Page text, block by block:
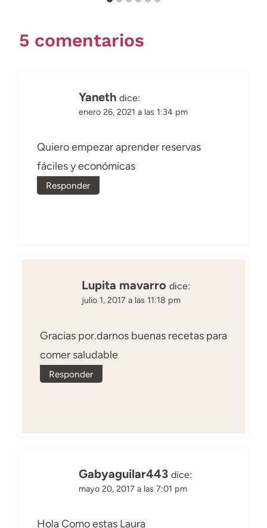
5 comentarios
Yaneth dice:
enero 26, 2021 a las 1:34 pm
Quiero empezar aprender reservas
fáciles y económicas
Responder
Lupita mavarro dice:
julio 1, 2017 a las 11:18 pm
Gracias por.darnos buenas recetas para
comer saludable
Responder
Gabyaguilar443 dice:
mayo 20, 2017 a las 7:01 pm
Hola Como estas Laura